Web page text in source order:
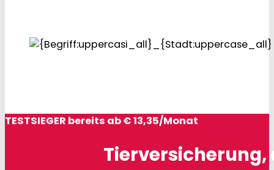
TESTSIEGER bereits ab € 13,35/Monat
Tierversicherung,